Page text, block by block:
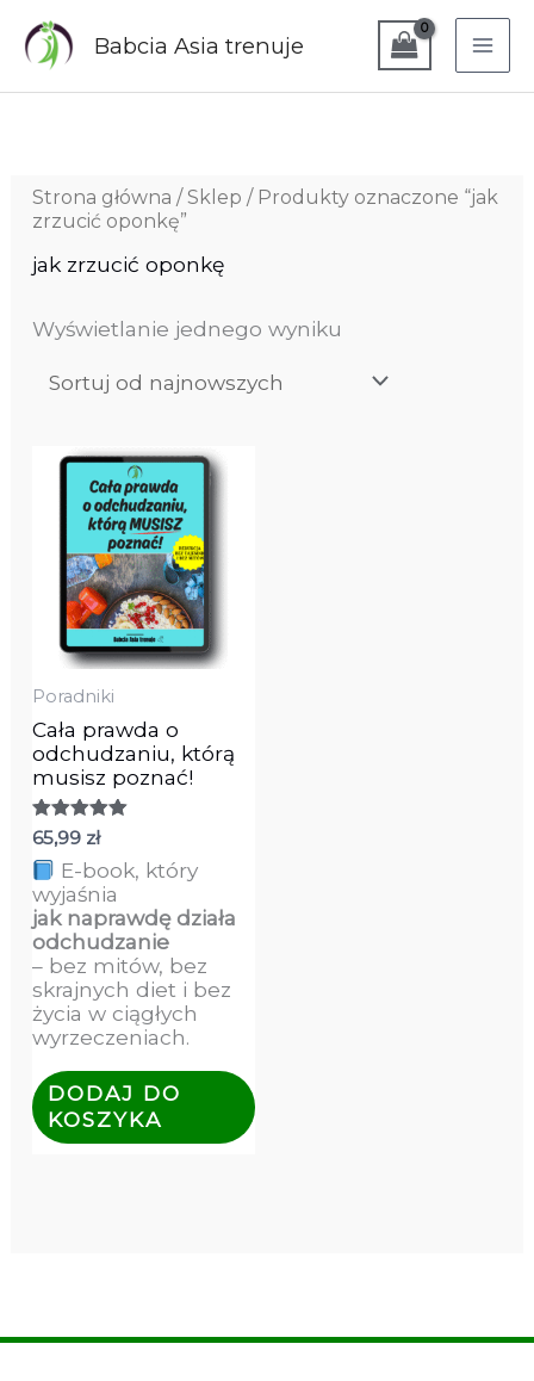
do
treści
Babcia Asia trenuje
Strona główna / Sklep / Produkty oznaczone “jak
zrzucić oponkę”
jak zrzucić oponkę
Wyświetlanie jednego wyniku
Poradniki
Cała prawda o
odchudzaniu, którą
musisz poznać!
Oceniono
5.00
na 5
65,99 zł
E-book, który
wyjaśnia
jak naprawdę działa
odchudzanie
– bez mitów, bez
skrajnych diet i bez
życia w ciągłych
wyrzeczeniach.
DODAJ DO
KOSZYKA